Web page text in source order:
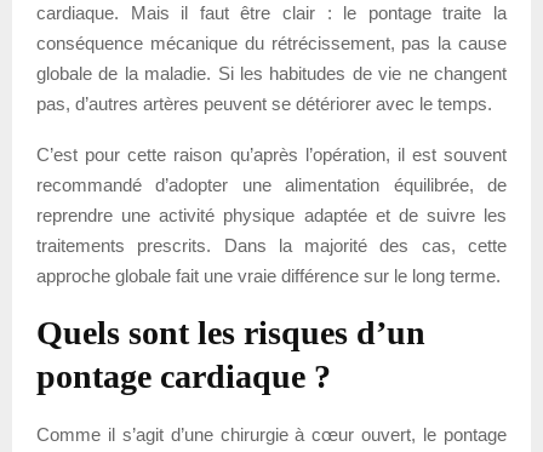
cardiaque. Mais il faut être clair : le pontage traite la
conséquence mécanique du rétrécissement, pas la cause
globale de la maladie. Si les habitudes de vie ne changent
pas, d’autres artères peuvent se détériorer avec le temps.
C’est pour cette raison qu’après l’opération, il est souvent
recommandé d’adopter une alimentation équilibrée, de
reprendre une activité physique adaptée et de suivre les
traitements prescrits. Dans la majorité des cas, cette
approche globale fait une vraie différence sur le long terme.
Quels sont les risques d’un
pontage cardiaque ?
Comme il s’agit d’une chirurgie à cœur ouvert, le pontage